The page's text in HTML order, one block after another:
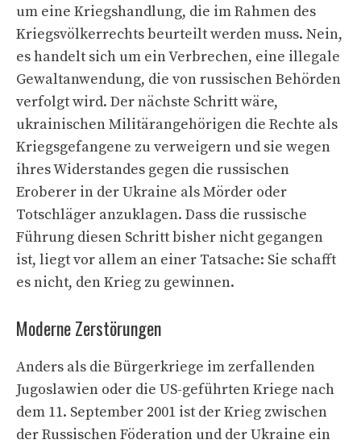
um eine Kriegshandlung, die im Rahmen des
Kriegsvölkerrechts beurteilt werden muss. Nein,
es handelt sich um ein Verbrechen, eine illegale
Gewaltanwendung, die von russischen Behörden
verfolgt wird. Der nächste Schritt wäre,
ukrainischen Militärangehörigen die Rechte als
Kriegsgefangene zu verweigern und sie wegen
ihres Widerstandes gegen die russischen
Eroberer in der Ukraine als Mörder oder
Totschläger anzuklagen. Dass die russische
Führung diesen Schritt bisher nicht gegangen
ist, liegt vor allem an einer Tatsache: Sie schafft
es nicht, den Krieg zu gewinnen.
Moderne Zerstörungen
Anders als die Bürgerkriege im zerfallenden
Jugoslawien oder die US-geführten Kriege nach
dem 11. September 2001 ist der Krieg zwischen
der Russischen Föderation und der Ukraine ein